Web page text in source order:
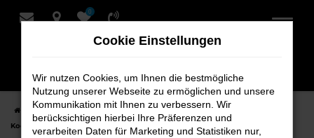
Zum
0
Startseite Oldenburg VW
VW Arteon Fahrzeuge bei Schmidt +
Koch für Oldenburg
Cookie Einstellungen
Wir nutzen Cookies, um Ihnen die bestmögliche
Nutzung unserer Webseite zu ermöglichen und unsere
Kommunikation mit Ihnen zu verbessern. Wir
berücksichtigen hierbei Ihre Präferenzen und
verarbeiten Daten für Marketing und Statistiken nur,